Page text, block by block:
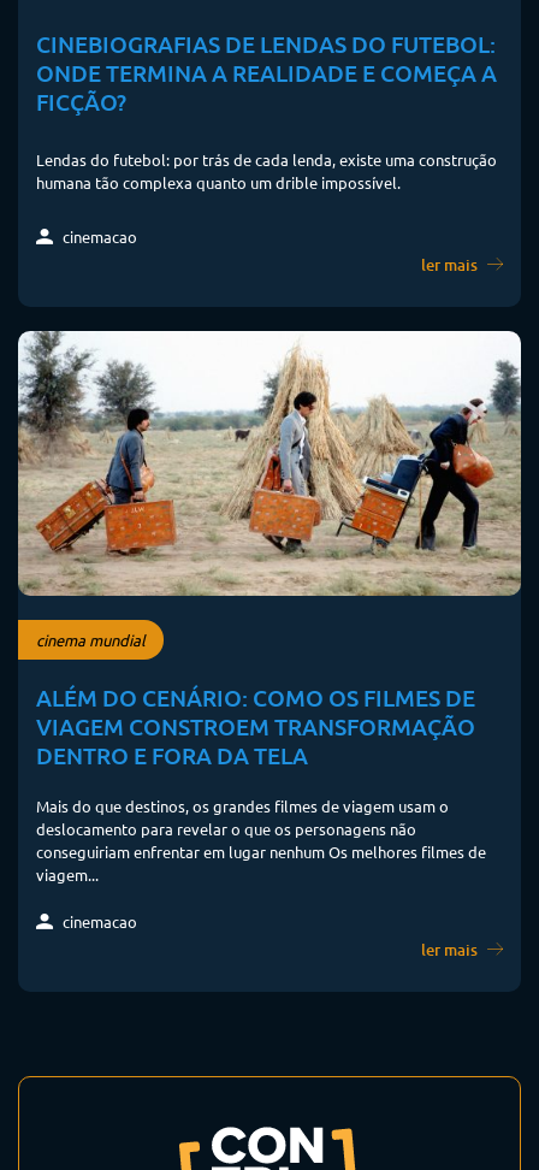
CINEBIOGRAFIAS DE LENDAS DO FUTEBOL:
ONDE TERMINA A REALIDADE E COMEÇA A
FICÇÃO?
Lendas do futebol: por trás de cada lenda, existe uma construção
humana tão complexa quanto um drible impossível.
cinemacao
ler mais
cinema mundial
ALÉM DO CENÁRIO: COMO OS FILMES DE
VIAGEM CONSTROEM TRANSFORMAÇÃO
DENTRO E FORA DA TELA
Mais do que destinos, os grandes filmes de viagem usam o
deslocamento para revelar o que os personagens não
conseguiriam enfrentar em lugar nenhum Os melhores filmes de
viagem...
cinemacao
ler mais